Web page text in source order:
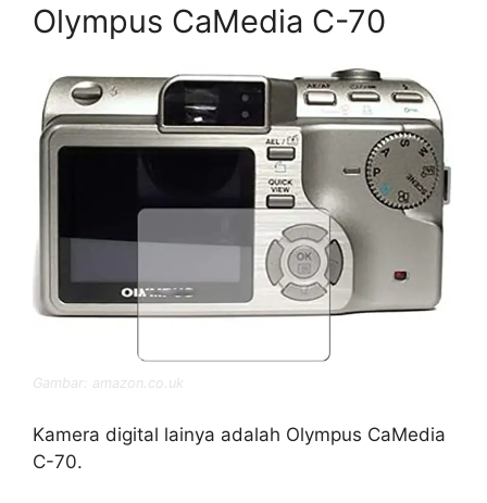
Olympus CaMedia C-70
Gambar: amazon.co.uk
Kamera digital lainya adalah Olympus CaMedia
C-70.